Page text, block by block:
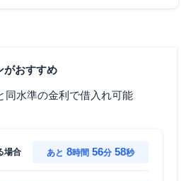
がおすすめ
同水準の金利で借入れ可能
場合 あと 8時間 56分 57秒